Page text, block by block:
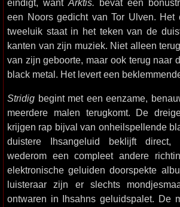
eindigt, want Arktis. bevat een
een Noors gedicht van Tor Ulven. Het
tweeluik staat in het teken van de
kanten van zijn muziek. Niet alleen
van zijn geboorte, maar ook terug naar
black metal. Het levert een
Stridig begint met een eenzame,
meerdere malen terugkomt. De
krijgen rap bijval van onheilspellende
duistere Ihsangeluid beklijft
wederom een compleet andere
elektronische geluiden doorspekte
luisteraar zijn er slechts
ontwaren in Ihsahns geluidspalet. De